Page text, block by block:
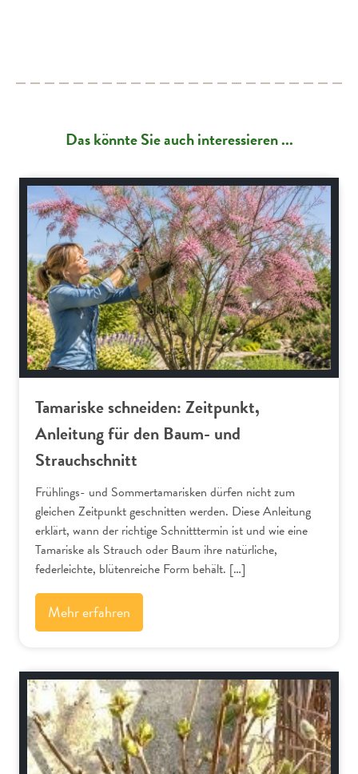
Das könnte Sie auch interessieren ...
Gartenpraxis
Tamariske schneiden: Zeitpunkt,
Anleitung für den Baum- und
Strauchschnitt
Frühlings- und Sommertamarisken dürfen nicht zum
gleichen Zeitpunkt geschnitten werden. Diese Anleitung
erklärt, wann der richtige Schnitttermin ist und wie eine
Tamariske als Strauch oder Baum ihre natürliche,
federleichte, blütenreiche Form behält. […]
Mehr erfahren
Schnitt-Anleitungen